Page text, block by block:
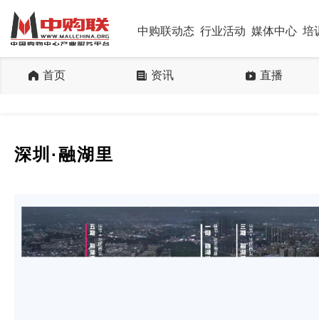
中购联动态 行业活动 媒体中心 培
首页 资讯 直播
深圳·融湖里